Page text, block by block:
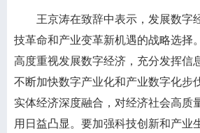
王京涛在致辞中表示，发展数字
技革命和产业变革新机遇的战略选择
高度重视发展数字经济，充分发挥信
不断加快数字产业化和产业数字化步
实体经济深度融合，对经济社会高质
用日益凸显。要加强科技创新和产业